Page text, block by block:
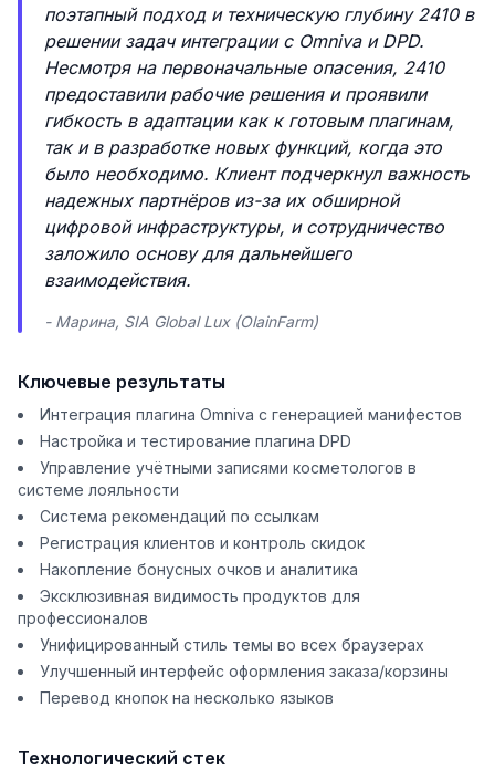
поэтапный подход и техническую глубину 2410 в
решении задач интеграции с Omniva и DPD.
Несмотря на первоначальные опасения, 2410
предоставили рабочие решения и проявили
гибкость в адаптации как к готовым плагинам,
так и в разработке новых функций, когда это
было необходимо. Клиент подчеркнул важность
надежных партнёров из-за их обширной
цифровой инфраструктуры, и сотрудничество
заложило основу для дальнейшего
взаимодействия.
- Марина, SIA Global Lux (OlainFarm)
Ключевые результаты
Интеграция плагина Omniva с генерацией манифестов
Настройка и тестирование плагина DPD
Управление учётными записями косметологов в
системе лояльности
Система рекомендаций по ссылкам
Регистрация клиентов и контроль скидок
Накопление бонусных очков и аналитика
Эксклюзивная видимость продуктов для
профессионалов
Унифицированный стиль темы во всех браузерах
Улучшенный интерфейс оформления заказа/корзины
Перевод кнопок на несколько языков
Технологический стек